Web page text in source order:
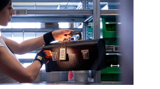
und bewerten wir
und moderne
unterstützende